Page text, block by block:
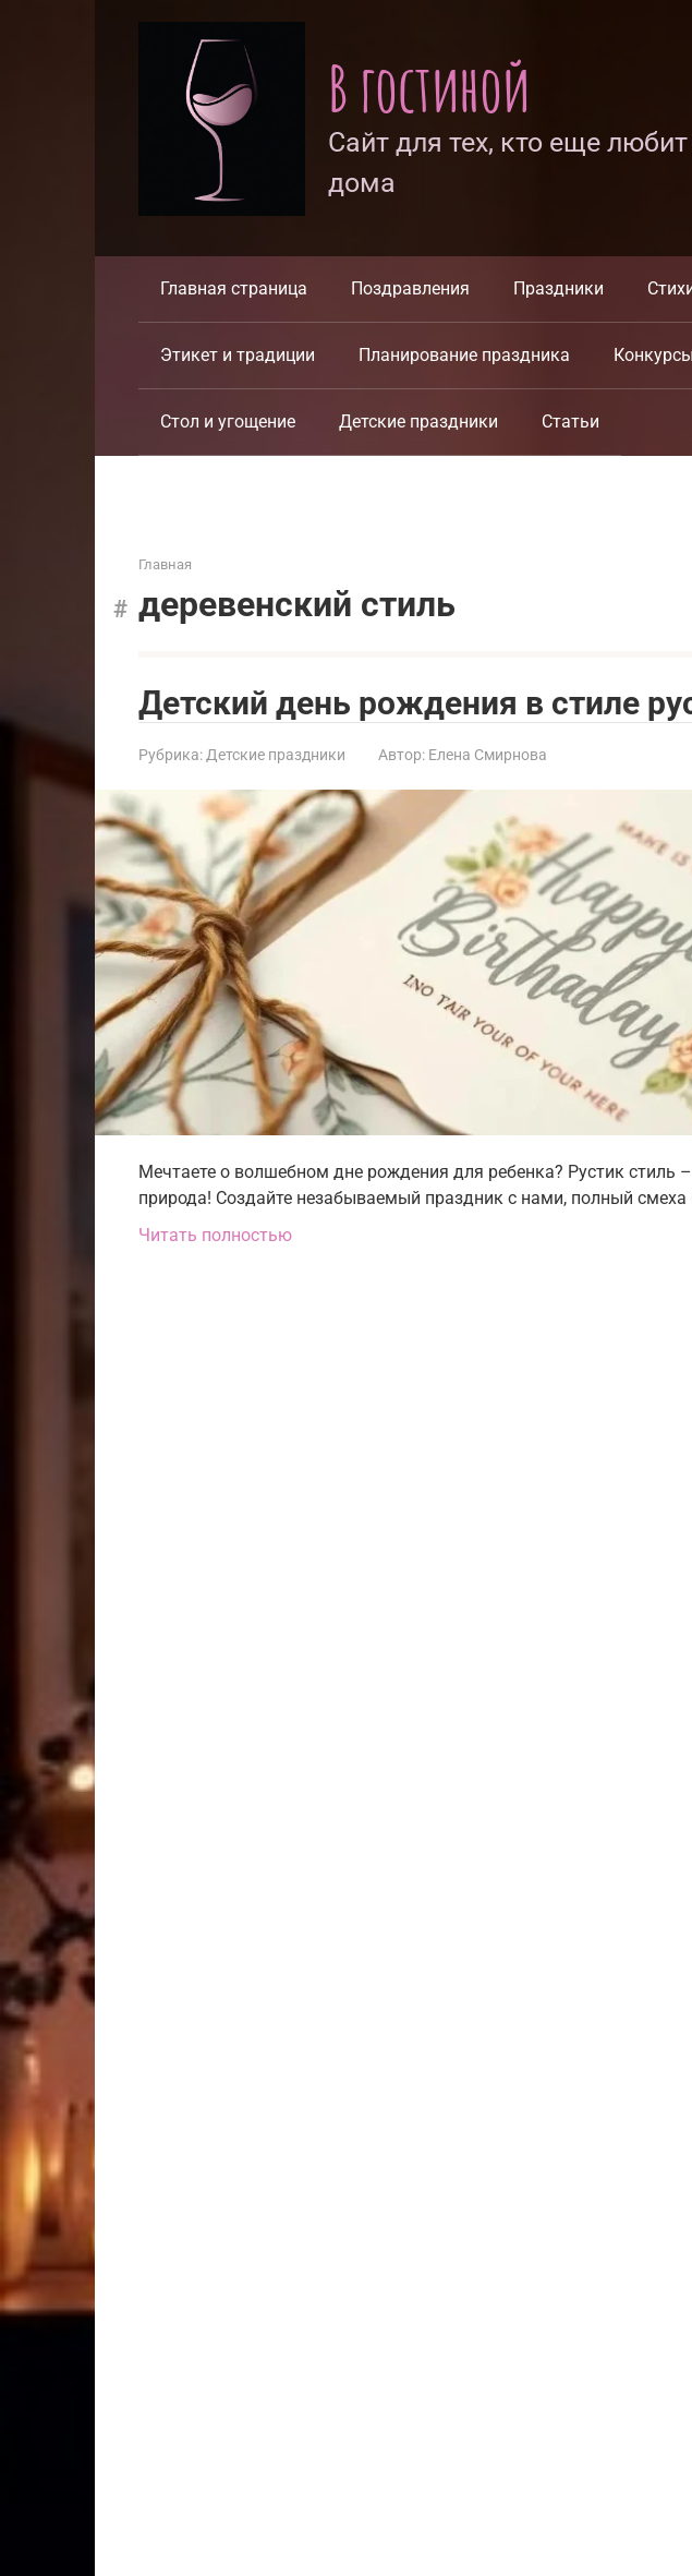
В гостиной
Сайт для тех, кто еще
дома
Главная страница Поздравления Праздники
Этикет и традиции Планирование праздника
Стол и угощение Детские праздники Статьи
Главная
деревенский стиль
Детский день рождения в стиле
Рубрика: Детские праздники Автор: Елена Смирнова
Мечтаете о волшебном дне рождения для ребенка? Рустик стиль
природа! Создайте незабываемый праздник с нами, полный смеха
Читать полностью